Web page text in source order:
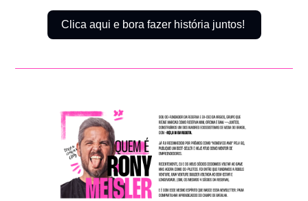
Clica aqui e bora fazer história juntos!